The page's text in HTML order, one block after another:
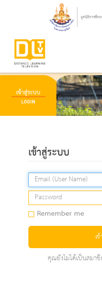
เข้าสู่ระบบ
Remember me
เ
คุณยังไม่ได้เป็นสมา